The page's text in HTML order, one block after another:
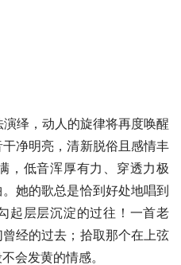
绎，动人的旋律将再度唤醒
净明亮，清新脱俗且感情丰
，低音浑厚有力、穿透力极
她的歌总是恰到好处地唱到
起层层沉淀的过往！一首老
经的过去；拾取那个在上弦
会发黄的情感。